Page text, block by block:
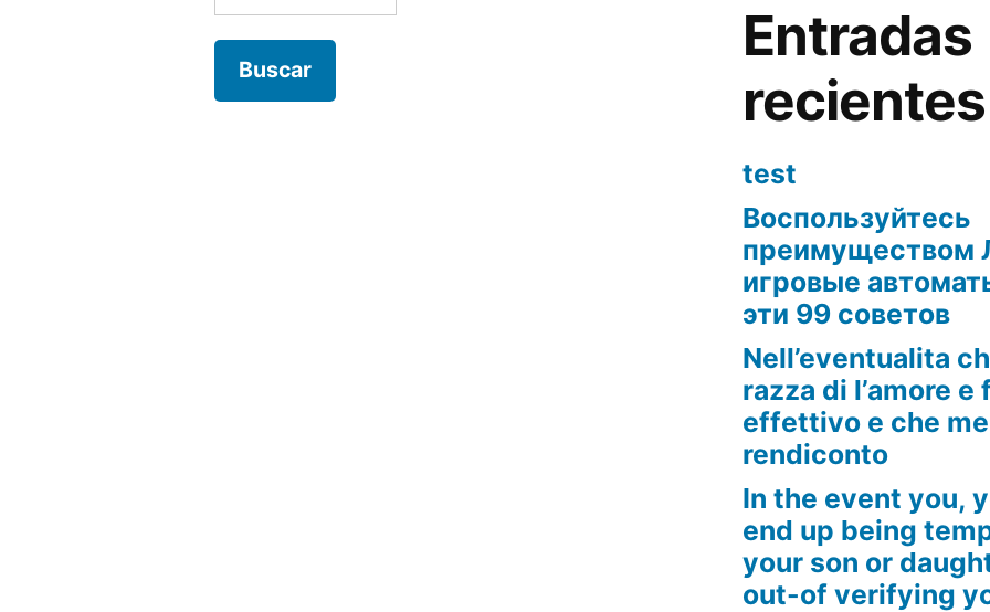
Entradas
recientes
test
Воспользуйтесь
преимуществом
игровые
эти 99 советов
Nell’eventualita
razza di l’amore e
effettivo e che
rendiconto
In the event you,
end up being
your son or
out-of verifying